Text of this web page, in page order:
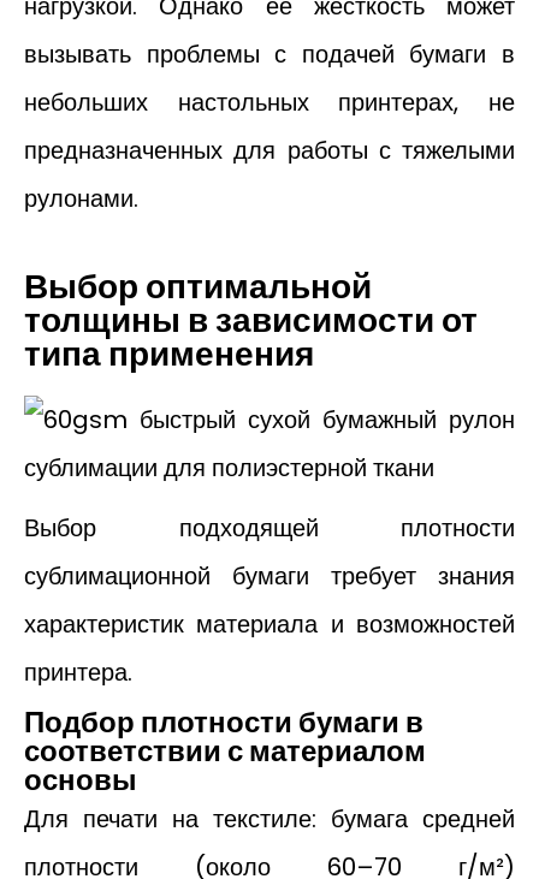
вызывать проблемы с подачей бумаги в
небольших настольных принтерах, не
предназначенных для работы с тяжелыми
рулонами.
Выбор оптимальной
толщины в зависимости от
типа применения
Выбор подходящей плотности
сублимационной бумаги требует знания
характеристик материала и возможностей
принтера.
Подбор плотности бумаги в
соответствии с материалом
основы
Для печати на текстиле: бумага средней
плотности (около 60–70 г/м²)